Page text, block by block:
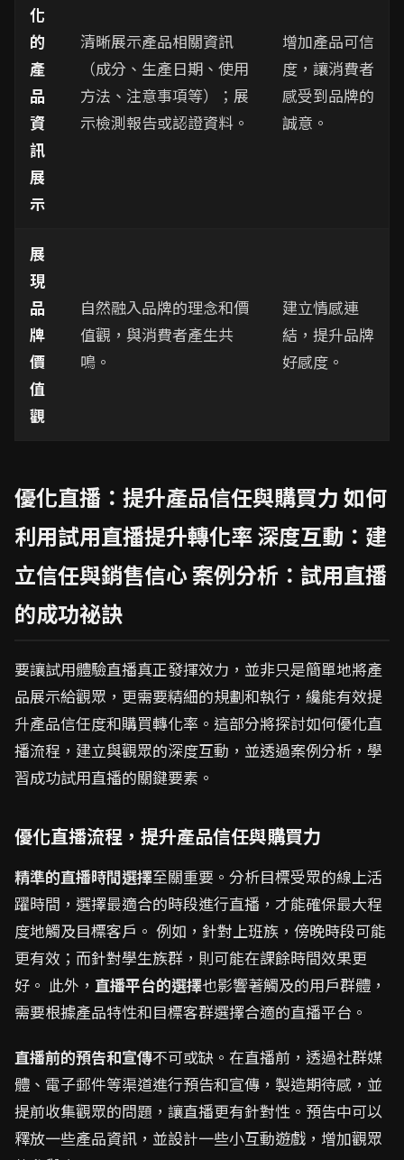
化
的
產
品
資
訊
展
示
清晰展示產品相關資訊
（成分、生產日期、使用
方法、注意事項等）；展
示檢測報告或認證資料。
增加產品可信
度，讓消費者
感受到品牌的
誠意。
展
現
品
牌
價
值
觀
自然融入品牌的理念和價
值觀，與消費者產生共
鳴。
建立情感連
結，提升品牌
好感度。
優化直播：提升產品信任與購買力 如何
利用試用直播提升轉化率 深度互動：建
立信任與銷售信心 案例分析：試用直播
的成功祕訣
要讓試用體驗直播真正發揮效力，並非只是簡單地將產
品展示給觀眾，更需要精細的規劃和執行，纔能有效提
升產品信任度和購買轉化率。這部分將探討如何優化直
播流程，建立與觀眾的深度互動，並透過案例分析，學
習成功試用直播的關鍵要素。
優化直播流程，提升產品信任與購買力
精準的直播時間選擇至關重要。分析目標受眾的線上活
躍時間，選擇最適合的時段進行直播，才能確保最大程
度地觸及目標客戶。 例如，針對上班族，傍晚時段可能
更有效；而針對學生族群，則可能在課餘時間效果更
好。 此外， 直播平台的選擇也影響著觸及的用戶群體，
需要根據產品特性和目標客群選擇合適的直播平台。
直播前的預告和宣傳不可或缺。在直播前，透過社群媒
體、電子郵件等渠道進行預告和宣傳，製造期待感，並
提前收集觀眾的問題，讓直播更有針對性。預告中可以
釋放一些產品資訊，並設計一些小互動遊戲，增加觀眾